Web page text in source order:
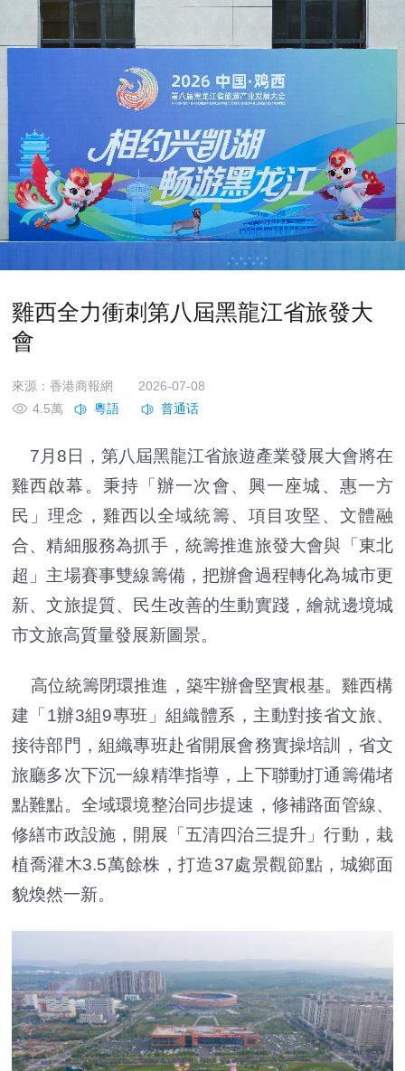
雞西全力衝刺第八屆黑龍江省旅發大
會
來源：香港商報網
2026-07-08
4.5萬
7月8日，第八屆黑龍江省旅遊產業發展大會將在
雞西啟幕。秉持「辦一次會、興一座城、惠一方
民」理念，雞西以全域統籌、項目攻堅、文體融
合、精細服務為抓手，統籌推進旅發大會與「東北
超」主場賽事雙線籌備，把辦會過程轉化為城市更
新、文旅提質、民生改善的生動實踐，繪就邊境城
市文旅高質量發展新圖景。
高位統籌閉環推進，築牢辦會堅實根基。雞西構
建「1辦3組9專班」組織體系，主動對接省文旅、
接待部門，組織專班赴省開展會務實操培訓，省文
旅廳多次下沉一線精準指導，上下聯動打通籌備堵
點難點。全域環境整治同步提速，修補路面管線、
修繕市政設施，開展「五清四治三提升」行動，栽
植喬灌木3.5萬餘株，打造37處景觀節點，城鄉面
貌煥然一新。